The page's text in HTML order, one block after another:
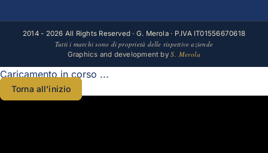
2014 - 2026 All Rights Reserved · G. Merola · P.IVA IT01556670618
Tutti i marchi sono di proprietà delle rispettive aziende
Graphics and development byS. Merola
Caricamento in corso ...
Torna all'inizio